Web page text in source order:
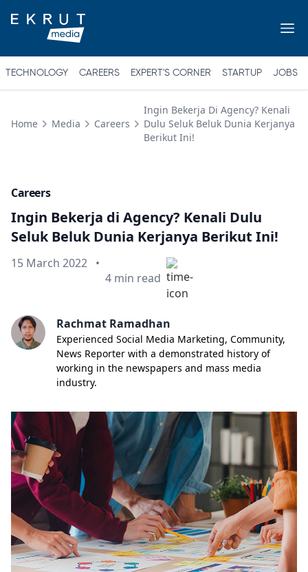
TECHNOLOGY CAREERS EXPERT'S CORNER STARTUP JOBS
Home Media Careers
Ingin Bekerja Di Agency? Kenali
Dulu Seluk Beluk Dunia Kerjanya
Berikut Ini!
Careers
Ingin Bekerja di Agency? Kenali Dulu
Seluk Beluk Dunia Kerjanya Berikut Ini!
Published on
15 March 2022 •
Min read
4 min read
Rachmat Ramadhan
Experienced Social Media Marketing, Community,
News Reporter with a demonstrated history of
working in the newspapers and mass media
industry.